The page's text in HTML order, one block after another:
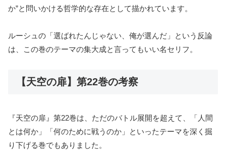
か”と問いかける哲学的な存在として描かれています。
ルーシュの「選ばれたんじゃない、俺が選んだ」という反論
は、この巻のテーマの集大成と言ってもいい名セリフ。
【天空の扉】第22巻の考察
『天空の扉』第22巻は、ただのバトル展開を超えて、「人間
とは何か」「何のために戦うのか」といったテーマを深く掘
り下げる巻でもありました。